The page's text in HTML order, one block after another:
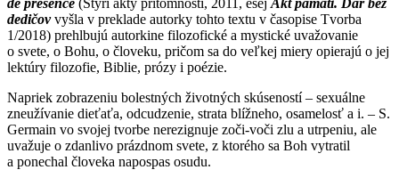
dedičovvyšla v preklade autorky tohto textu v časopise Tvorba
1/2018) prehlbujú autorkine filozofické a mystic­ké uvažovanie
o svete, o Bohu, o človeku, pričom sa do veľkej miery opierajú o jej
lektúry filozofie, Biblie, prózy i poézie.
Napriek zobrazeniu bolestných životných skúseností – sexuálne
zneužívanie dieťaťa, odcudzenie, strata blížneho, osamelosť a i. – S.
Germain vo svojej tvorbe nerezignuje zoči-voči zlu a utrpeniu, ale
uvažuje o zdanlivo prázdnom svete, z ktorého sa Boh vytratil
a ponechal človeka napospas osudu.